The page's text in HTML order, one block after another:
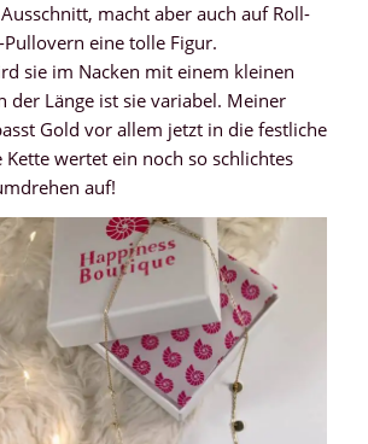
macht aber auch auf Roll-
eine tolle Figur.
sie im Nacken mit einem kleinen
der Länge ist sie variabel. Meiner
Gold vor allem jetzt in die festliche
Kette wertet ein noch so schlichtes
auf!